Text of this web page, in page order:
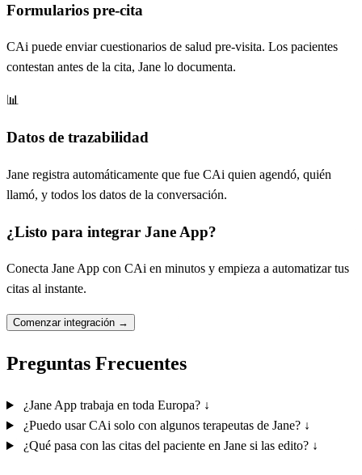
Formularios pre-cita
CAi puede enviar cuestionarios de salud pre-visita. Los pacientes
contestan antes de la cita, Jane lo documenta.
📊
Datos de trazabilidad
Jane registra automáticamente que fue CAi quien agendó, quién
llamó, y todos los datos de la conversación.
¿Listo para integrar Jane App?
Conecta Jane App con CAi en minutos y empieza a automatizar tus
citas al instante.
Comenzar integración →
Preguntas Frecuentes
¿Jane App trabaja en toda Europa? ↓
¿Puedo usar CAi solo con algunos terapeutas de Jane? ↓
¿Qué pasa con las citas del paciente en Jane si las edito? ↓